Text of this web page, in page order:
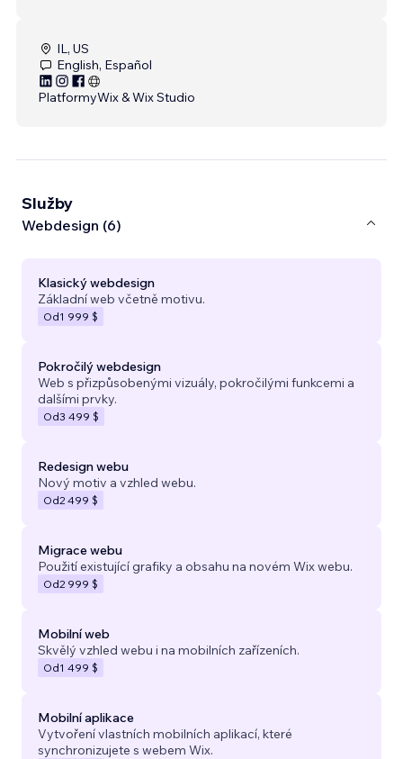
IL, US
English, Español
PlatformyWix & Wix Studio
Služby
Webdesign (6)
Klasický webdesign
Základní web včetně motivu.
Od1 999 $
Pokročilý webdesign
Web s přizpůsobenými vizuály, pokročilými funkcemi a
dalšími prvky.
Od3 499 $
Redesign webu
Nový motiv a vzhled webu.
Od2 499 $
Migrace webu
Použití existující grafiky a obsahu na novém Wix webu.
Od2 999 $
Mobilní web
Skvělý vzhled webu i na mobilních zařízeních.
Od1 499 $
Mobilní aplikace
Vytvoření vlastních mobilních aplikací, které
synchronizujete s webem Wix.